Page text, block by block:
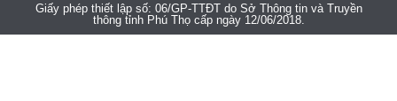
Giấy phép thiết lập số: 06/GP-TTĐT do Sở Thông tin và Truyền
thông tỉnh Phú Thọ cấp ngày 12/06/2018.